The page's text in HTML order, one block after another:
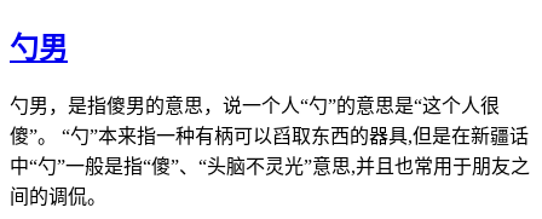
勺男
勺男，是指傻男的意思，说一个人“勺”的意思是“这个人很
傻”。 “勺”本来指一种有柄可以舀取东西的器具,但是在新疆话
中“勺”一般是指“傻”、“头脑不灵光”意思,并且也常用于朋友之
间的调侃。